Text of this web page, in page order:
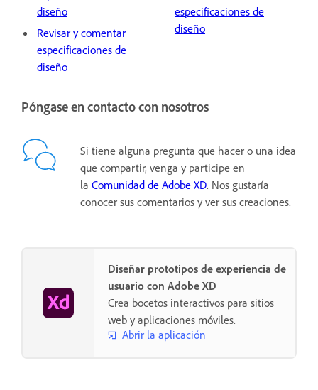
diseño
Revisar y comentar
especificaciones de
diseño
especificaciones de
diseño
Póngase en contacto con nosotros
Si tiene alguna pregunta que hacer o una idea
que compartir, venga y participe en
la Comunidad de Adobe XD. Nos gustaría
conocer sus comentarios y ver sus creaciones.
Diseñar prototipos de experiencia de
usuario con Adobe XD
Crea bocetos interactivos para sitios
web y aplicaciones móviles.
Abrir la aplicación